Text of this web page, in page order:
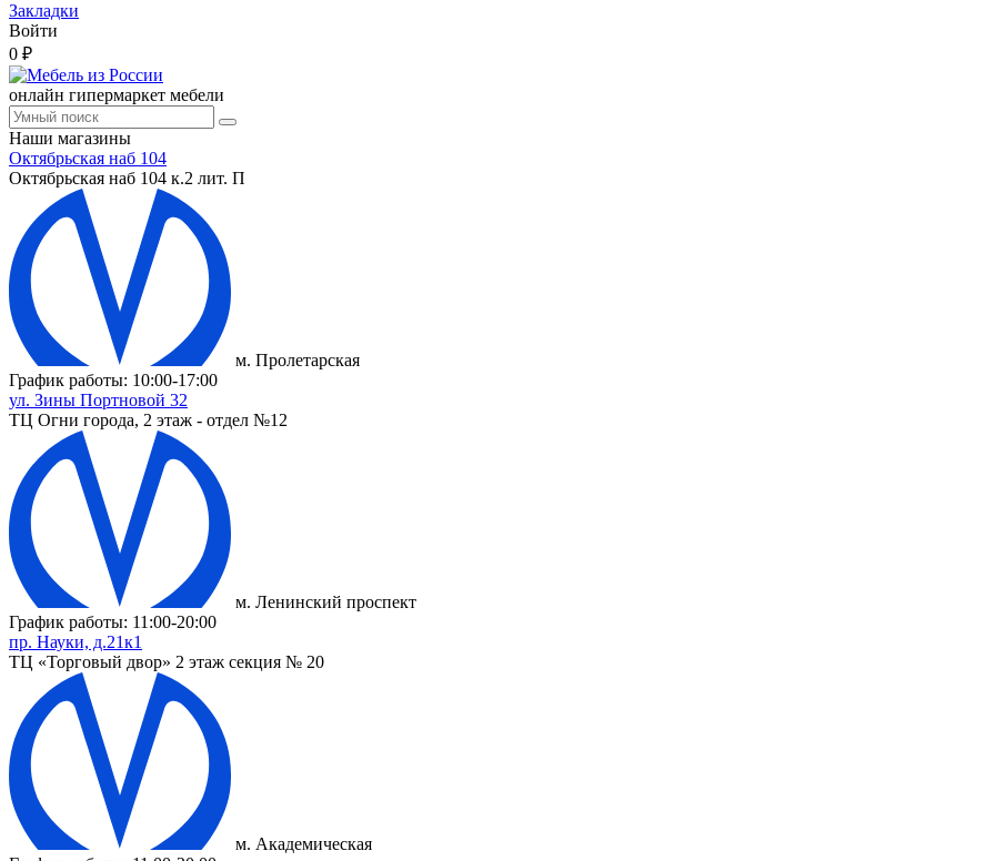
Закладки
Войти
0 ₽
онлайн гипермаркет мебели
Наши магазины
Октябрьская наб 104
Октябрьская наб 104 к.2 лит. П
м. Пролетарская
График работы: 10:00-17:00
ул. Зины Портновой 32
ТЦ Огни города, 2 этаж - отдел №12
м. Ленинский проспект
График работы: 11:00-20:00
пр. Науки, д.21к1
ТЦ «Торговый двор» 2 этаж секция № 20
м. Академическая